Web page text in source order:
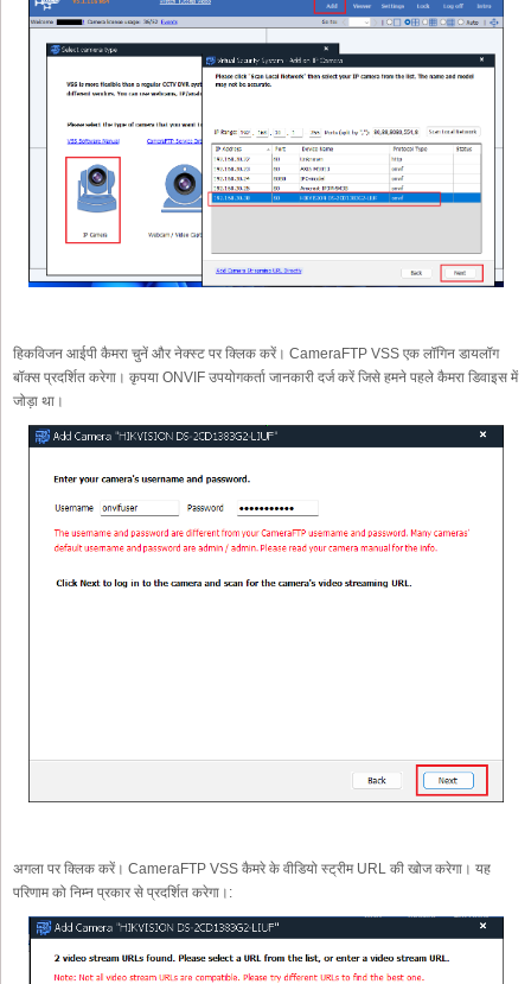
हिकविजन आईपी कैमरा चुनें और नेक्स्ट पर क्लिक करें। CameraFTP VSS एक लॉगिन डायलॉग
बॉक्स प्रदर्शित करेगा। कृपया ONVIF उपयोगकर्ता जानकारी दर्ज करें जिसे हमने पहले कैमरा डिवाइस में
जोड़ा था।
अगला पर क्लिक करें। CameraFTP VSS कैमरे के वीडियो स्ट्रीम URL की खोज करेगा। यह
परिणाम को निम्न प्रकार से प्रदर्शित करेगा।: